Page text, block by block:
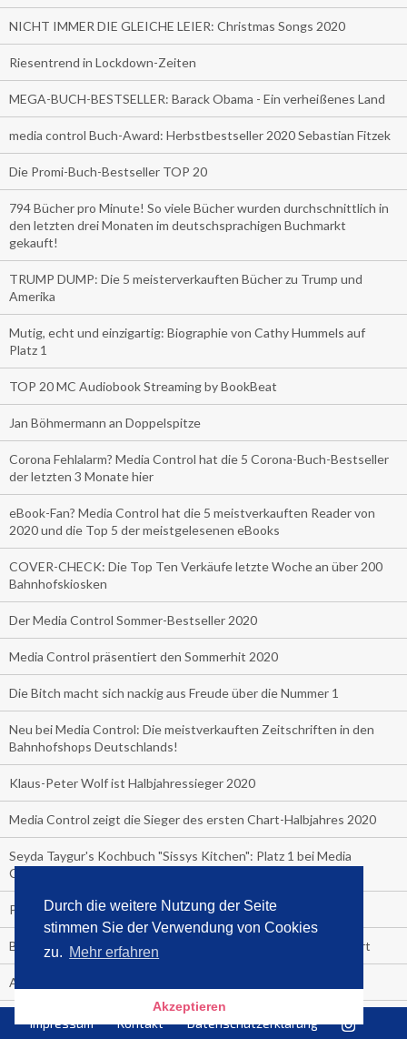
Durch die weitere Nutzung der Seite
stimmen Sie der Verwendung von Cookies
zu. Mehr erfahren
Akzeptieren
NICHT IMMER DIE GLEICHE LEIER: Christmas Songs 2020
Riesentrend in Lockdown-Zeiten
MEGA-BUCH-BESTSELLER: Barack Obama - Ein verheißenes Land
media control Buch-Award: Herbstbestseller 2020 Sebastian Fitzek
Die Promi-Buch-Bestseller TOP 20
794 Bücher pro Minute! So viele Bücher wurden durchschnittlich in
den letzten drei Monaten im deutschsprachigen Buchmarkt
gekauft!
TRUMP DUMP: Die 5 meisterverkauften Bücher zu Trump und
Amerika
Mutig, echt und einzigartig: Biographie von Cathy Hummels auf
Platz 1
TOP 20 MC Audiobook Streaming by BookBeat
Jan Böhmermann an Doppelspitze
Corona Fehlalarm? Media Control hat die 5 Corona-Buch-Bestseller
der letzten 3 Monate hier
eBook-Fan? Media Control hat die 5 meistverkauften Reader von
2020 und die Top 5 der meistgelesenen eBooks
COVER-CHECK: Die Top Ten Verkäufe letzte Woche an über 200
Bahnhofskiosken
Der Media Control Sommer-Bestseller 2020
Media Control präsentiert den Sommerhit 2020
Die Bitch macht sich nackig aus Freude über die Nummer 1
Neu bei Media Control: Die meistverkauften Zeitschriften in den
Bahnhofshops Deutschlands!
Klaus-Peter Wolf ist Halbjahressieger 2020
Media Control zeigt die Sieger des ersten Chart-Halbjahres 2020
Seyda Taygur's Kochbuch "Sissys Kitchen": Platz 1 bei Media
Control
Promibuecher, die gehen und die stehen.
BookBeat und Media Control starten Hörbuch-Streaming-Chart
Angela Merkel ist Hitlers Tochter
Wenn am Ende des Geldes noch zu viel Leben übrig ist
Impressum Kontakt Datenschutzerklärung